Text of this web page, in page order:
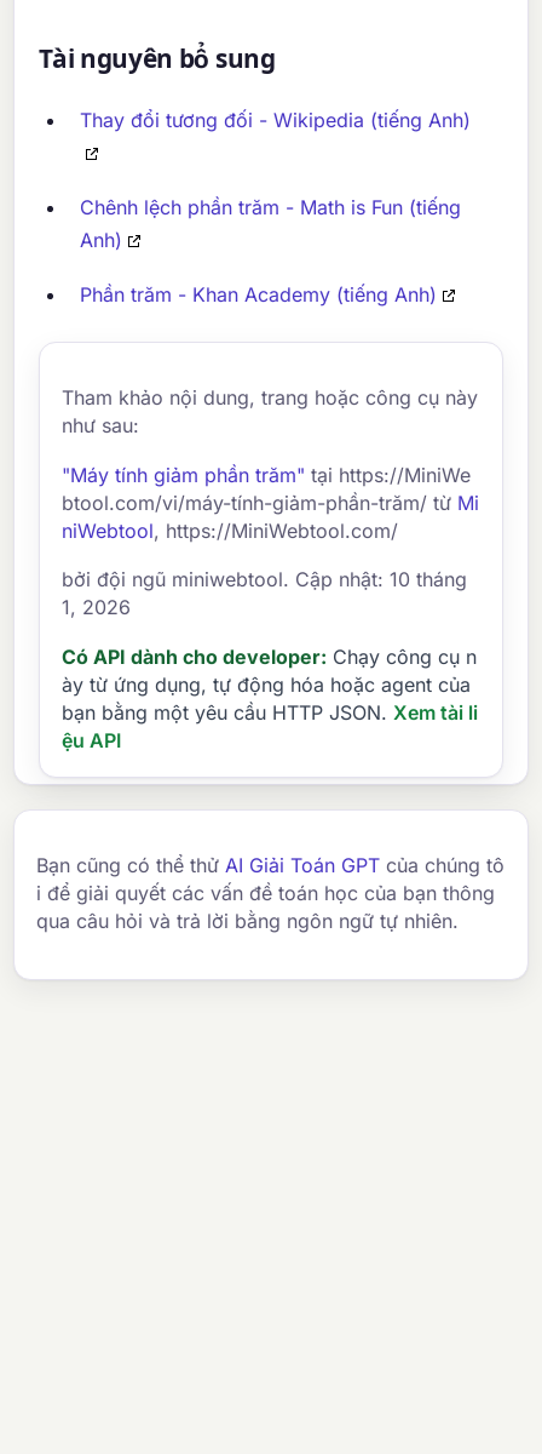
Tài nguyên bổ sung
Thay đổi tương đối - Wikipedia (tiếng Anh)
Chênh lệch phần trăm - Math is Fun (tiếng
Anh)
Phần trăm - Khan Academy (tiếng Anh)
Tham khảo nội dung, trang hoặc công cụ này
như sau:
"Máy tính giảm phần trăm" tại https://MiniWe
btool.com/vi/máy-tính-giảm-phần-trăm/ từ Mi
niWebtool, https://MiniWebtool.com/
bởi đội ngũ miniwebtool. Cập nhật: 10 tháng
1, 2026
Có API dành cho developer: Chạy công cụ n
ày từ ứng dụng, tự động hóa hoặc agent của
bạn bằng một yêu cầu HTTP JSON. Xem tài li
ệu API
Bạn cũng có thể thử AI Giải Toán GPT của chúng tô
i để giải quyết các vấn đề toán học của bạn thông
qua câu hỏi và trả lời bằng ngôn ngữ tự nhiên.